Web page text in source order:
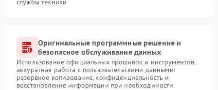
службы техники
Оригинальные программные решение и
безопасное обслуживание данных
Использование официальных прошивок и инструментов,
аккуратная работа с пользовательскими данными:
резервное копирование, конфиденциальность и
восстановление информации при необходимости